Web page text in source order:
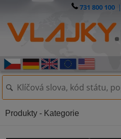
731 800 100 |
Produkty - Kategorie